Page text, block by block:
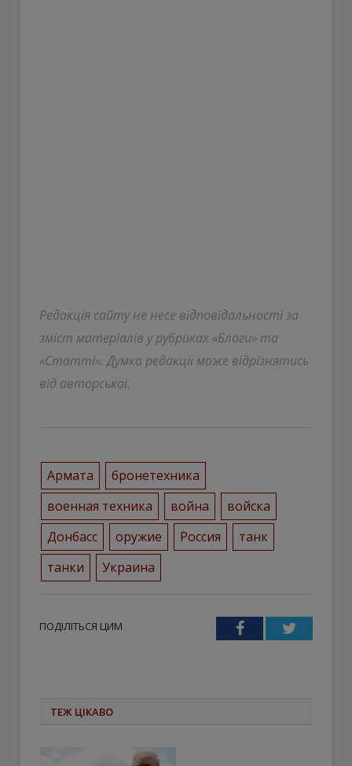
Редакція сайту не несе відповідальності за
зміст матеріалів у рубриках «Блоги» та
«Статті». Думка редакції може відрізнятись
від авторської.
Армата
бронетехника
военная техника
война
войска
Донбасс
оружие Россия
танк
танки
Украина
ПОДІЛІТЬСЯ ЦИМ FacebookTwitter
ТЕЖ ЦІКАВО